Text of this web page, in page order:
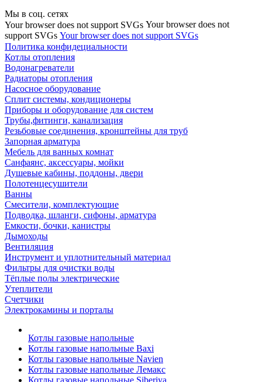
Мы в соц. сетях
Your browser does not support SVGs Your browser does not
support SVGs Your browser does not support SVGs
Политика конфидециальности
Котлы отопления
Водонагреватели
Радиаторы отопления
Насосное оборудование
Сплит системы, кондиционеры
Приборы и оборудование для систем
Трубы,фитинги, канализация
Резьбовые соединения, кронштейны для труб
Запорная арматура
Мебель для ванных комнат
Санфаянс, аксессуары, мойки
Душевые кабины, поддоны, двери
Полотенцесушители
Ванны
Смесители, комплектующие
Подводка, шланги, сифоны, арматура
Емкости, бочки, канистры
Дымоходы
Вентиляция
Инструмент и уплотнительный материал
Фильтры для очистки воды
Тёплые полы электрические
Утеплители
Счетчики
Электрокамины и порталы
Котлы газовые напольные
Котлы газовые напольные Baxi
Котлы газовые напольные Navien
Котлы газовые напольные Лемакс